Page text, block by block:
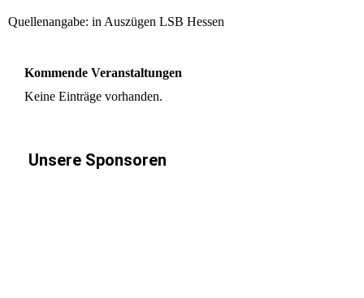
Quellenangabe: in Auszügen LSB Hessen
Kommende Veranstaltungen
Keine Einträge vorhanden.
Unsere Sponsoren